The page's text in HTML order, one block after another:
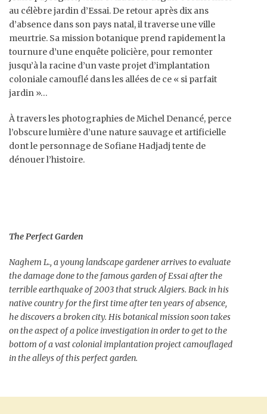
au célèbre jardin d’Essai. De retour après dix ans
d’absence dans son pays natal, il traverse une ville
meurtrie. Sa mission botanique prend rapidement la
tournure d’une enquête policière, pour remonter
jusqu’à la racine d’un vaste projet d’implantation
coloniale camouflé dans les allées de ce « si parfait
jardin »…
À travers les photographies de Michel Denancé, perce
l’obscure lumière d’une nature sauvage et artificielle
dont le personnage de Sofiane Hadjadj tente de
dénouer l’histoire.
The Perfect Garden
Naghem L., a young landscape gardener arrives to evaluate
the damage done to the famous garden of Essai after the
terrible earthquake of 2003 that struck Algiers. Back in his
native country for the first time after ten years of absence,
he discovers a broken city. His botanical mission soon takes
on the aspect of a police investigation in order to get to the
bottom of a vast colonial implantation project camouflaged
in the alleys of this perfect garden.